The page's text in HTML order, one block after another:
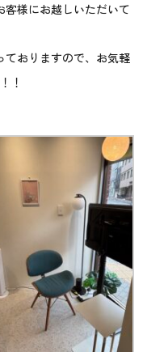
様にお越しいただいて
ておりますので、お気軽
！